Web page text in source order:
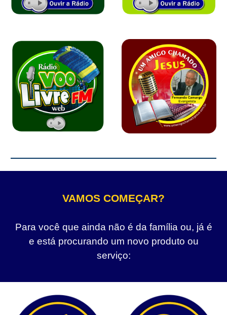
VAMOS COMEÇAR?
Para você que ainda não é da família ou, já é
e está procurando um novo produto ou
serviço: